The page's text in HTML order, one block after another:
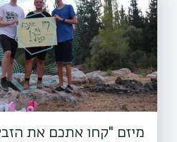
מיזם "קחו אתכם את